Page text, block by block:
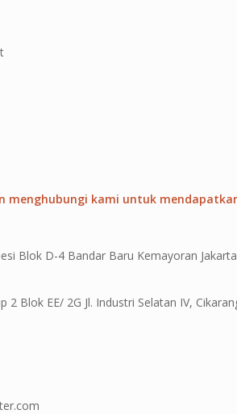
menghubungi kami untuk
Blok D-4 Bandar Baru Kemayoran
2 Blok EE/ 2G Jl. Industri Selatan IV,